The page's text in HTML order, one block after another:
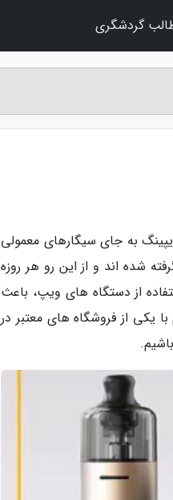
به جای سیگارهای معمولی
شده اند و از این رو هر روزه
از دستگاه های ویپ، باعث
یکی از فروشگاه های معتبر در
گردشگری